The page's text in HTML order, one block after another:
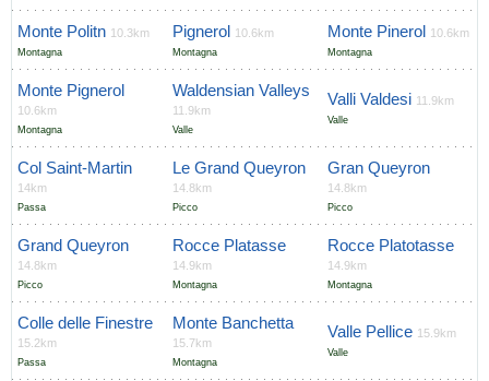
Monte Politn 10.3km
Montagna
Pignerol 10.6km
Montagna
Monte Pinerol 10.6km
Montagna
Monte Pignerol
10.6km
Montagna
Waldensian Valleys
11.9km
Valle
Valli Valdesi 11.9km
Valle
Col Saint-Martin
14km
Passa
Le Grand Queyron
14.8km
Picco
Gran Queyron
14.8km
Picco
Grand Queyron
14.8km
Picco
Rocce Platasse
14.9km
Montagna
Rocce Platotasse
14.9km
Montagna
Colle delle Finestre
15.2km
Passa
Monte Banchetta
15.7km
Montagna
Valle Pellice 15.9km
Valle